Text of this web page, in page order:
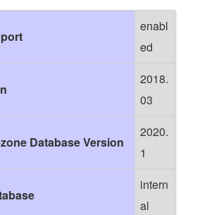
enabl
ed
2018.
03
Database Version
2020.
1
intern
al